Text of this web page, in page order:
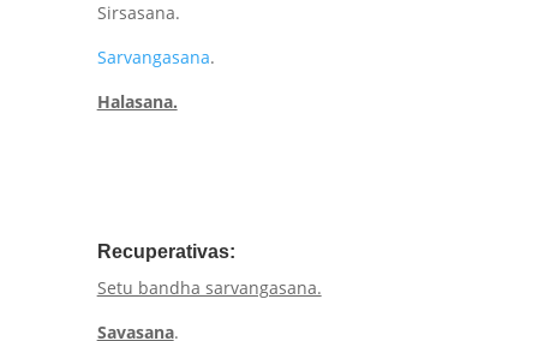
Sirsasana.
Sarvangasana.
Halasana.
Recuperativas:
Setu bandha sarvangasana.
Savasana.